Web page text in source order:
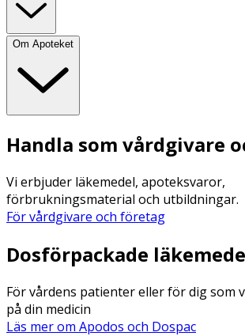
Om Apoteket
Handla som vårdgivare
Vi erbjuder läkemedel, apoteksvaror,
förbrukningsmaterial och utbildningar.
För vårdgivare och företag
Dosförpackade
För vårdens patienter eller för dig som
på din medicin
Läs mer om Apodos och Dospac